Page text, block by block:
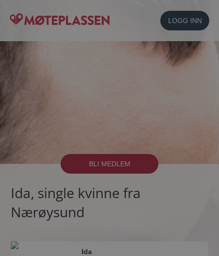
LOGG INN
BLI MEDLEM
Ida, single kvinne fra
Nærøysund
Ida